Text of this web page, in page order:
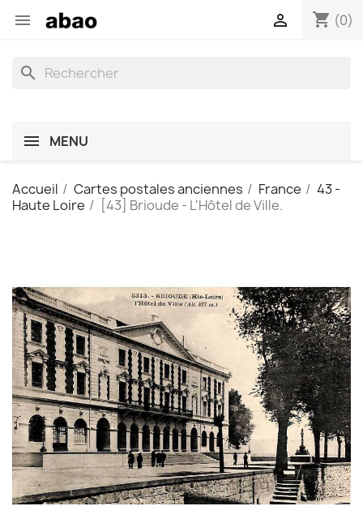
 shopping_cart (0)

search
MENU
Accueil Cartes postales anciennes France
43 -
Haute Loire
[43] Brioude - L'Hôtel de Ville.